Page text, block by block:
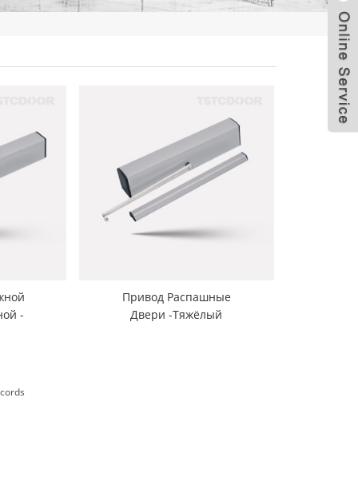
-
Привод Распашные
Двери -Тяжёлый